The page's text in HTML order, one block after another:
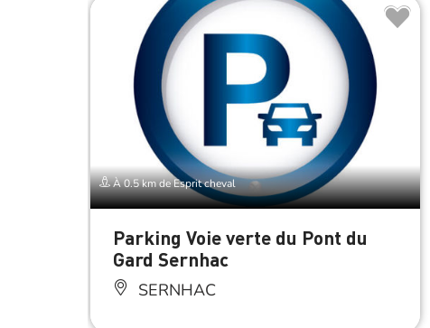
À 0.5 km de Esprit cheval
Parking Voie verte du Pont du
Gard Sernhac
SERNHAC